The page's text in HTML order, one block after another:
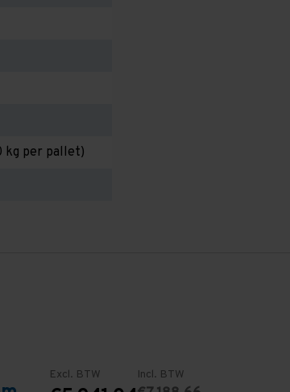
kg per pallet)
Excl. BTW Incl. BTW